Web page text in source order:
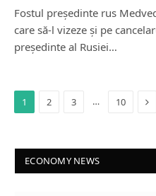
Fostul președinte rus
care să-l vizeze și pe
președinte al Rusiei…
1 2 3 … 10
ECONOMY NEWS